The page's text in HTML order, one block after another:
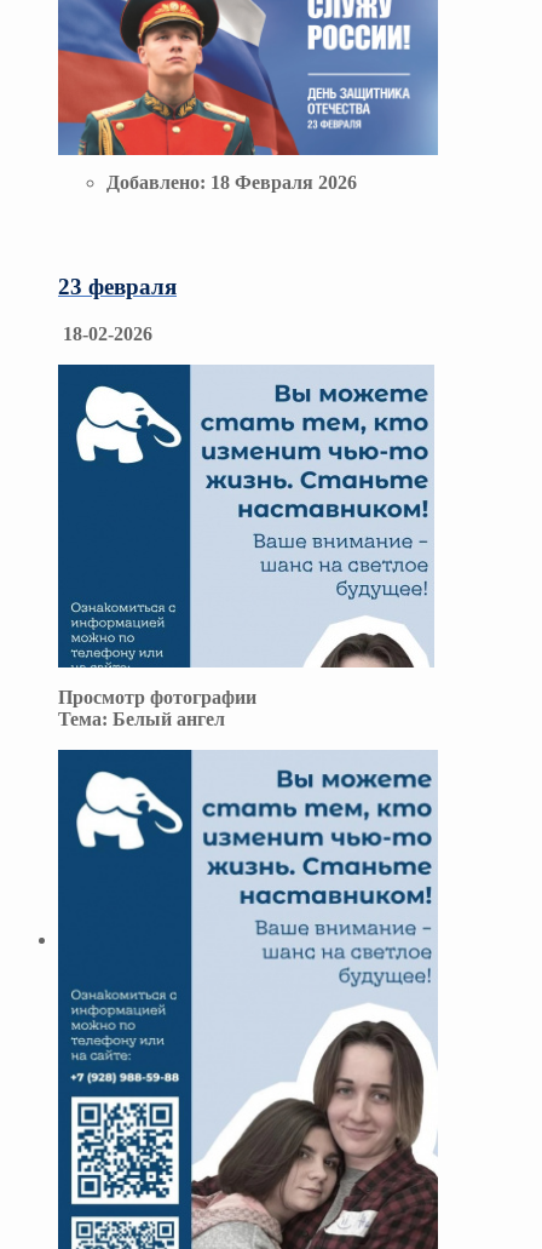
Добавлено: 18 Февраля 2026
23 февраля
18-02-2026
Просмотр фотографии
Тема: Белый ангел